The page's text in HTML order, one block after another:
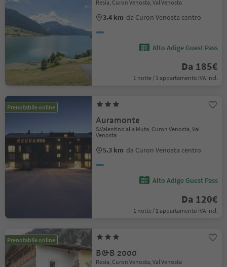
Resia, Curon Venosta, Val Venosta
3.4 km da Curon Venosta centro
Alto Adige Guest Pass
Da 185€
1 notte / 1 appartamento IVA incl.
Prenotabile online
Auramonte
S.Valentino alla Muta, Curon Venosta, Val
Venosta
5.3 km da Curon Venosta centro
Alto Adige Guest Pass
Da 120€
1 notte / 1 appartamento IVA incl.
Prenotabile online
B&B 2000
Resia, Curon Venosta, Val Venosta